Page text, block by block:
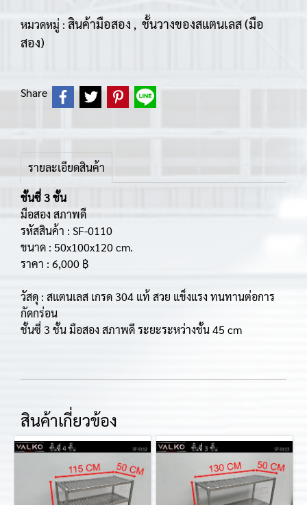
หมวดหมู่ : สินค้ามือสอง , ชั้นวางของสแตนเลส (มือ
สอง)
Share
รายละเอียดสินค้า
ชั้นซี่ 3 ชั้น
มือสอง สภาพดี
รหัสสินค้า : SF-0110
ขนาด : 50x100x120 cm.
ราคา : 6,000 ฿
วัสดุ : สแตนเลส เกรด 304 แท้ สวย แข็งแรง ทนทานต่อการ
กัดกร่อน
ชั้นซี่ 3 ชั้น มือสอง สภาพดี ระยะระหว่างชั้น 45 cm
สินค้าเกี่ยวข้อง